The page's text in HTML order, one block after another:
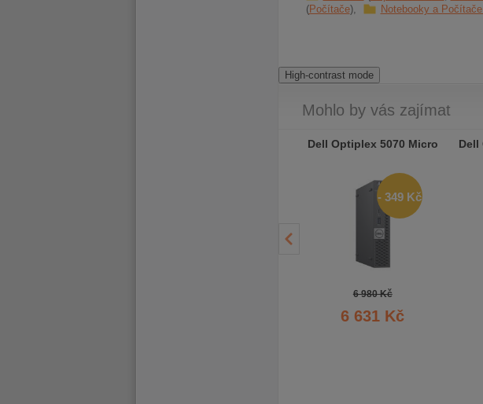
Počítače
Notebooky a
High-contrast mode
Mohlo by vás zajímat
Dell Optiplex 5070 Micro
- 349 Kč
6 980 Kč
6 631 Kč
Dell